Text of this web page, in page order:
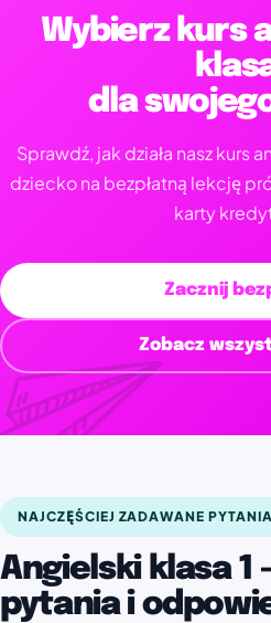
Wybierz kurs
dla
Sprawdź, jak działa nasz kurs
dziecko na bezpłatną lekcję
karty
Zacznij
Zobacz
NAJCZĘŚCIEJ ZADAWANE PYTANIA
Angielski klasa 1
pytania i